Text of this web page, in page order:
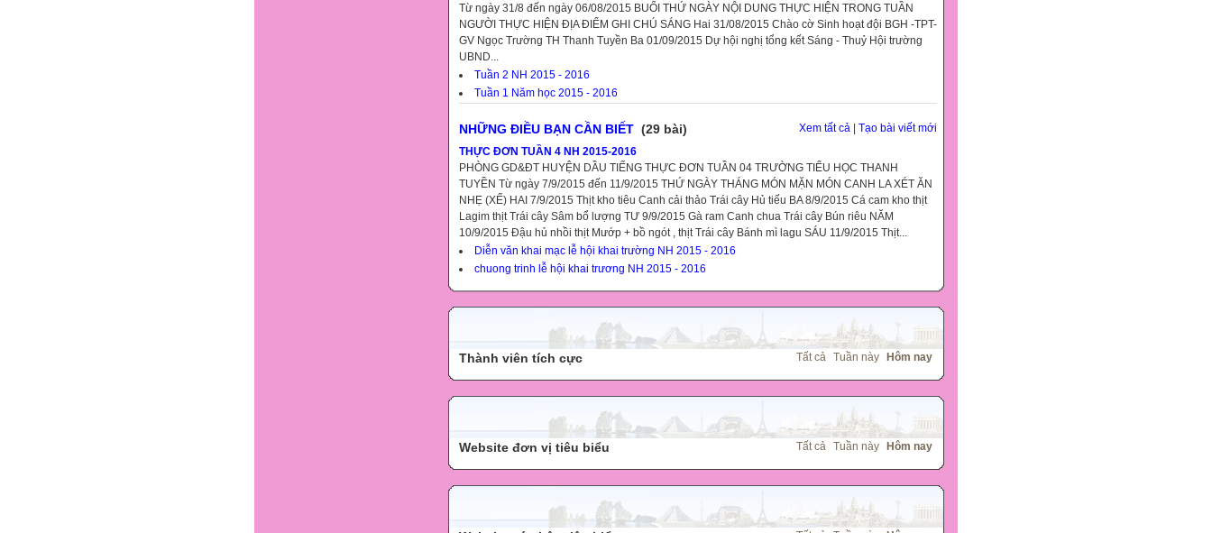
Từ ngày 31/8 đến ngày 06/08/2015 BUỔI THỨ NGÀY NỘI DUNG THỰC HIỆN TRONG TUẦN
NGƯỜI THỰC HIỆN ĐỊA ĐIỂM GHI CHÚ SÁNG Hai 31/08/2015 Chào cờ Sinh hoạt đội BGH -TPT-
GV Ngọc Trường TH Thanh Tuyền Ba 01/09/2015 Dự hội nghị tổng kết Sáng - Thuỷ Hội trường
UBND...
Tuần 2 NH 2015 - 2016
Tuần 1 Năm học 2015 - 2016
Xem tất cả | Tạo bài viết mới
NHỮNG ĐIỀU BẠN CẦN BIẾT (29 bài)
THỰC ĐƠN TUẦN 4 NH 2015-2016
PHÒNG GD&ĐT HUYỆN DẦU TIẾNG THỰC ĐƠN TUẦN 04 TRƯỜNG TIỂU HỌC THANH
TUYỀN Từ ngày 7/9/2015 đến 11/9/2015 THỨ NGÀY THÁNG MÓN MẶN MÓN CANH LA XÉT ĂN
NHẸ (XẾ) HAI 7/9/2015 Thịt kho tiêu Canh cải thảo Trái cây Hủ tiếu BA 8/9/2015 Cá cam kho thịt
Lagim thịt Trái cây Sâm bổ lượng TƯ 9/9/2015 Gà ram Canh chua Trái cây Bún riêu NĂM
10/9/2015 Đậu hủ nhồi thịt Mướp + bồ ngót , thịt Trái cây Bánh mì lagu SÁU 11/9/2015 Thịt...
Diễn văn khai mạc lễ hội khai trường NH 2015 - 2016
chuong trinh lễ hội khai trương NH 2015 - 2016
Tất cả Tuần này Hôm nay
Thành viên tích cực
Tất cả Tuần này Hôm nay
Website đơn vị tiêu biểu